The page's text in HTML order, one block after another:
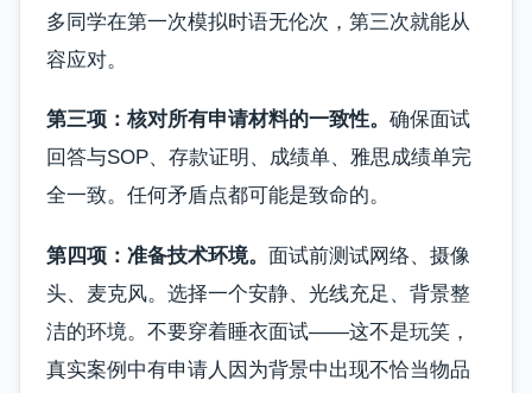
多同学在第一次模拟时语无伦次，第三次就能从
容应对。
第三项：核对所有申请材料的一致性。 确保面试
回答与SOP、存款证明、成绩单、雅思成绩单完
全一致。任何矛盾点都可能是致命的。
第四项：准备技术环境。 面试前测试网络、摄像
头、麦克风。选择一个安静、光线充足、背景整
洁的环境。不要穿着睡衣面试——这不是玩笑，
真实案例中有申请人因为背景中出现不恰当物品